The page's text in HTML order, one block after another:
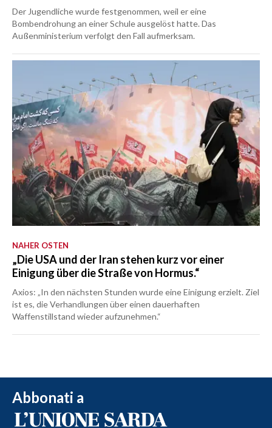
Der Jugendliche wurde festgenommen, weil er eine
Bombendrohung an einer Schule ausgelöst hatte. Das
Außenministerium verfolgt den Fall aufmerksam.
NAHER OSTEN
„Die USA und der Iran stehen kurz vor einer
Einigung über die Straße von Hormus.“
Axios: „In den nächsten Stunden wurde eine Einigung erzielt. Ziel
ist es, die Verhandlungen über einen dauerhaften
Waffenstillstand wieder aufzunehmen.“
Abbonati a